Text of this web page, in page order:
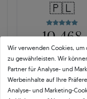
🇵🇱
10 468
Polen
Wir verwenden Cookies, um
zu gewährleisten. Wir
Partner für Analyse- und
Werbeinhalte auf Ihre
Analyse- und Marketing-